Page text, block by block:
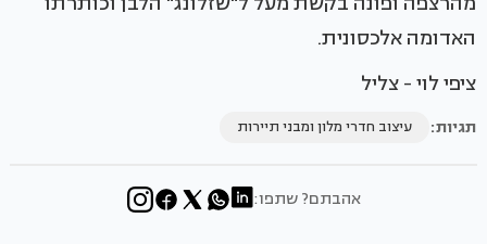
האדומה אלכסונית.
ציפי לוי - צליל
תגיות: עיצוב חדרי מלון ומבני תיירות
אהבתם? שתפו: